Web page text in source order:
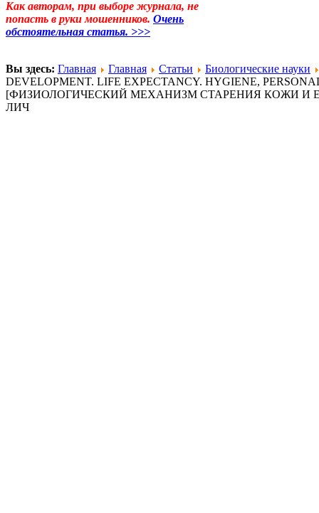
Как авторам, при выборе журнала, не
попасть в руки мошенников. Очень
обстоятельная статья. >>>
Вы здесь: Главная Главная Статьи
Биологические науки
DEVELOPMENT. LIFE EXPECTANCY. HYGIENE,
[ФИЗИОЛОГИЧЕСКИЙ МЕХАНИЗМ СТАРЕНИЯ КОЖИ И
ЛИЧ